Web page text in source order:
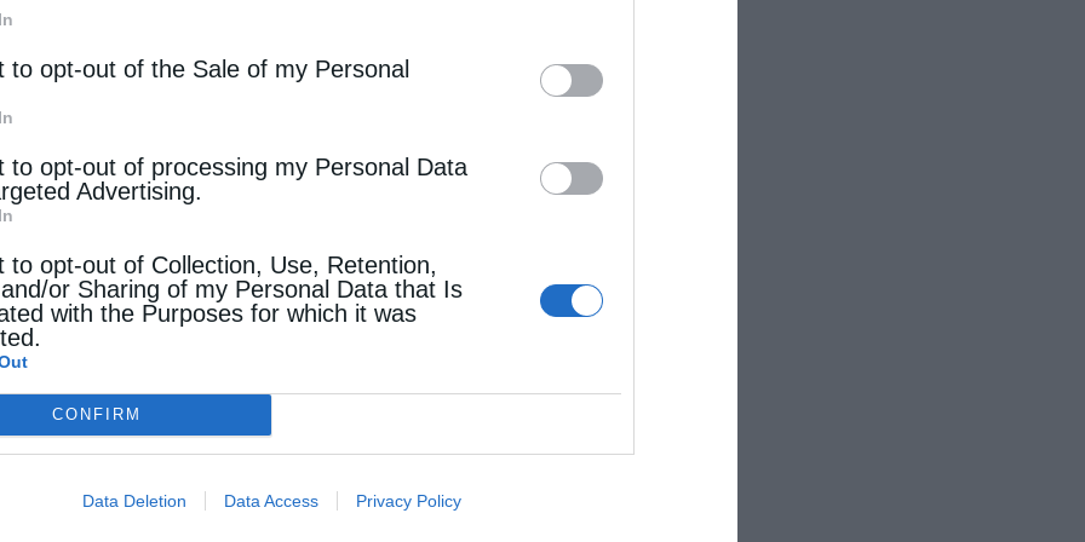
to opt-out of the Sale of my Personal
to opt-out of processing my Personal Data
Advertising.
to opt-out of Collection, Use, Retention,
or Sharing of my Personal Data that Is
with the Purposes for which it was
CONFIRM
Data Deletion Data Access Privacy Policy
Αντώνιου Βασιλάκη, γνωστότερου
τόσο διάσημος όσο ο Θεοτοκόπουλος. «Ο
είχε πάει στη Βενετία. Τα έργα του,
σε δημοπρασίες των Old Masters. Οι
εξαίρεση», επισημαίνει, προσθέτοντας ένα
Κροάτης στην καταγωγή και εργαζόταν στη
Θεοτοκόπουλου κατά την παραμονή του στη
“Old Masters” και όχι κροατικής